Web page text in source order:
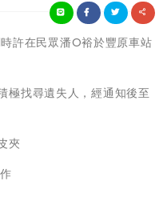
許在民眾潘O裕於豐原車站
極找尋遺失人，經通知後至
夾